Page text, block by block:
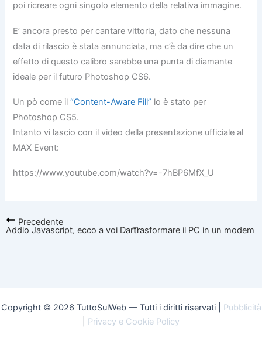
poi ricreare ogni singolo elemento della relativa immagine.
E’ ancora presto per cantare vittoria, dato che nessuna
data di rilascio è stata annunciata, ma c’è da dire che un
effetto di questo calibro sarebbe una punta di diamante
ideale per il futuro Photoshop CS6.
Un pò come il“Content-Aware Fill” lo è stato per
Photoshop CS5.
Intanto vi lascio con il video della presentazione ufficiale al
MAX Event:
https://www.youtube.com/watch?v=-7hBP6MfX_U
Precedente
Addio Javascript, ecco a voi Dart!Trasformare il PC in un modem
Copyright © 2026 TuttoSulWeb — Tutti i diritti riservati | Pubblicità
Privacy e Cookie Policy